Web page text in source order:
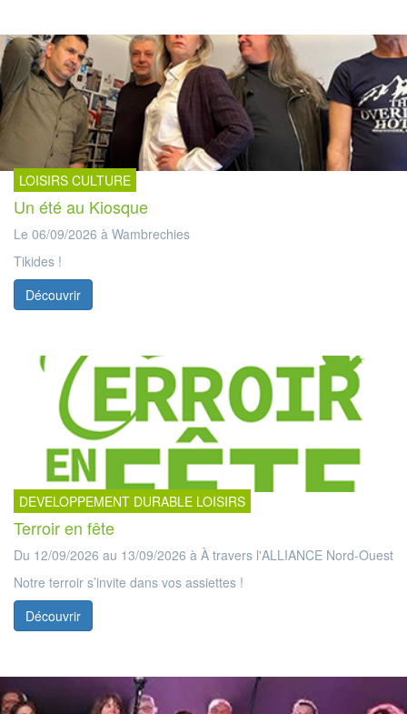
LOISIRS CULTURE
Un été au Kiosque
Le 06/09/2026 à Wambrechies
Tikides !
Découvrir
DEVELOPPEMENT DURABLE LOISIRS
Terroir en fête
Du 12/09/2026 au 13/09/2026 à À travers l'ALLIANCE Nord-Ouest
Notre terroir s’invite dans vos assiettes !
Découvrir